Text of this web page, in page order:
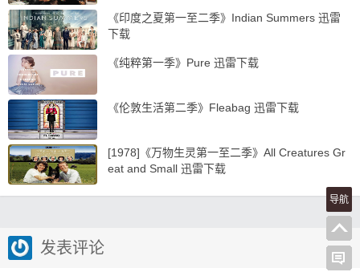
《印度之夏第一至二季》Indian Summers 迅雷
下载
《纯粹第一季》Pure 迅雷下载
《伦敦生活第二季》Fleabag 迅雷下载
[1978]《万物生灵第一至二季》All Creatures Gr
eat and Small 迅雷下载
发表评论
导航